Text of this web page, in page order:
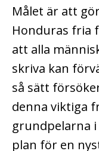
Målet är att
Honduras fria
att alla
skriva kan
så sätt
denna viktiga
grundpelarna
plan för en